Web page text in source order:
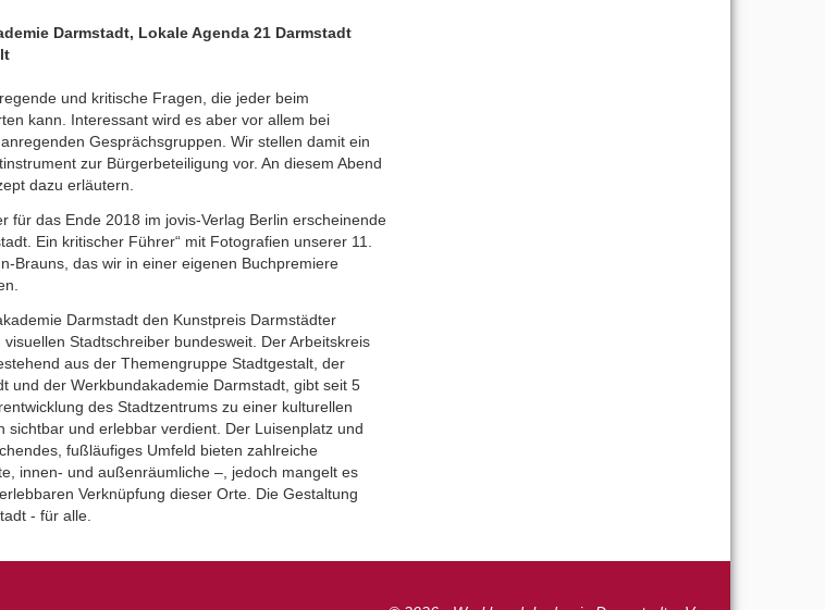
Darmstadt, Lokale Agenda 21 Darmstadt
und kritische Fragen, die jeder beim
kann. Interessant wird es aber vor allem bei
Gesprächsgruppen. Wir stellen damit ein
zur Bürgerbeteiligung vor. An diesem Abend
dazu erläutern.
für das Ende 2018 im jovis-Verlag Berlin erscheinende
Ein kritischer Führer“ mit Fotografien unserer 11.
Brauns, das wir in einer eigenen Buchpremiere
Darmstadt den Kunstpreis Darmstädter
Stadtschreiber bundesweit. Der Arbeitskreis
aus der Themengruppe Stadtgestalt, der
und der Werkbundakademie Darmstadt, gibt seit 5
des Stadtzentrums zu einer kulturellen
sichtbar und erlebbar verdient. Der Luisenplatz und
fußläufiges Umfeld bieten zahlreiche
innen- und außenräumliche –, jedoch mangelt es
Verknüpfung dieser Orte. Die Gestaltung
- für alle.